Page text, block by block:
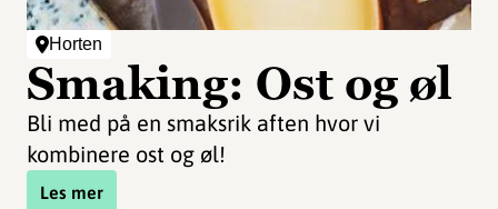
Horten
Smaking: Ost og øl
Bli med på en smaksrik aften hvor vi
kombinere ost og øl!
Les mer